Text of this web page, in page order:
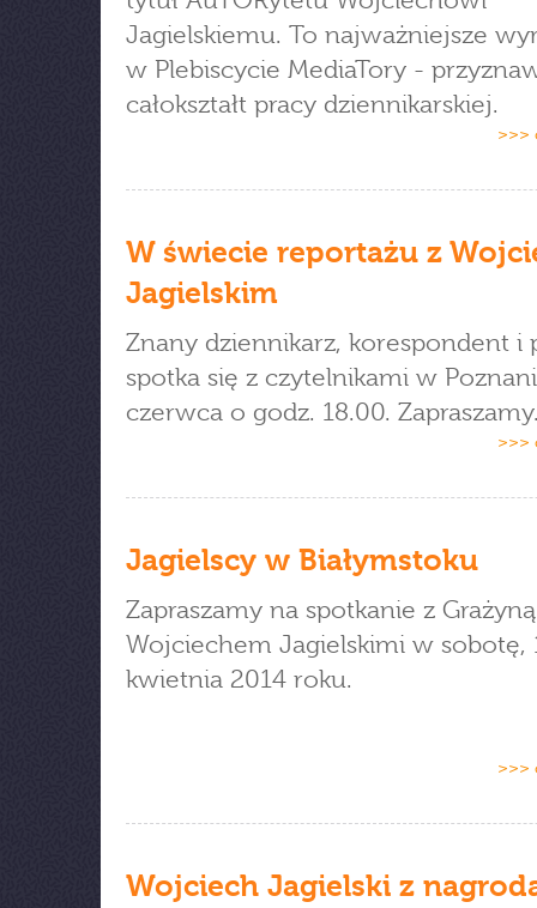
Jagielskiemu. To najważniejsze
w Plebiscycie MediaTory -
całokształt pracy dziennikarskiej.
>>>
W świecie reportażu z
Jagielskim
Znany dziennikarz, korespondent i
spotka się z czytelnikami w
czerwca o godz. 18.00.
>>>
Jagielscy w Białymstoku
Zapraszamy na spotkanie z
Wojciechem Jagielskimi w sobotę,
kwietnia 2014 roku.
>>>
Wojciech Jagielski z